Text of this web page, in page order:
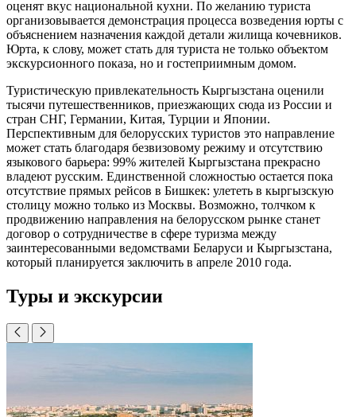
оценят вкус национальной кухни. По желанию туриста
организовывается демонстрация процесса возведения юрты с
объяснением назначения каждой детали жилища кочевников.
Юрта, к слову, может стать для туриста не только объектом
экскурсионного показа, но и гостеприимным домом.
Туристическую привлекательность Кыргызстана оценили
тысячи путешественников, приезжающих сюда из России и
стран СНГ, Германии, Китая, Турции и Японии.
Перспективным для белорусских туристов это направление
может стать благодаря безвизовому режиму и отсутствию
языкового барьера: 99% жителей Кыргызстана прекрасно
владеют русским. Единственной сложностью остается пока
отсутствие прямых рейсов в Бишкек: улететь в кыргызскую
столицу можно только из Москвы. Возможно, толчком к
продвижению направления на белорусском рынке станет
договор о сотрудничестве в сфере туризма между
заинтересованными ведомствами Беларуси и Кыргызстана,
который планируется заключить в апреле 2010 года.
Туры и экскурсии